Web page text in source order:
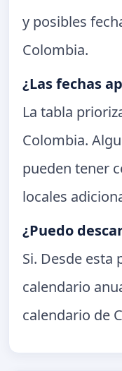
y posibles
Colombia.
¿Las fechas
La tabla
Colombia.
pueden tener
locales
¿Puedo
Si. Desde esta
calendario
calendario de